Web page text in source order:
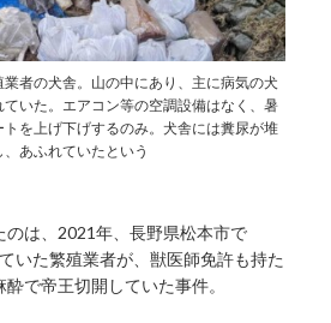
者の犬舎。山の中にあり、主に病気の犬
いた。エアコン等の空調設備はなく、暑
を上げ下げするのみ。犬舎には糞尿が堆
、あふれていたという
のは、2021年、長野県松本市で
いた繁殖業者が、獣医師免許も持た
で帝王切開していた事件。